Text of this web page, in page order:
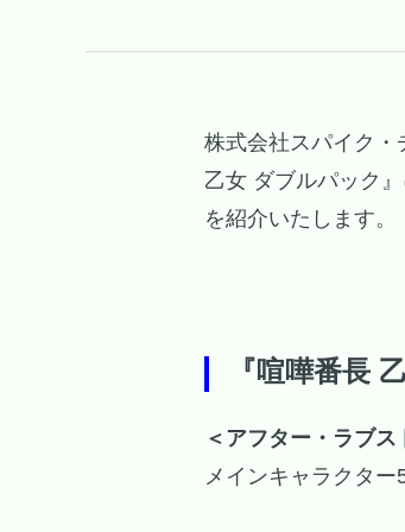
株式会社スパイク
乙女 ダブルパック
を紹介いたします。
『喧嘩番長
＜アフター・ラブス
メインキャラクター